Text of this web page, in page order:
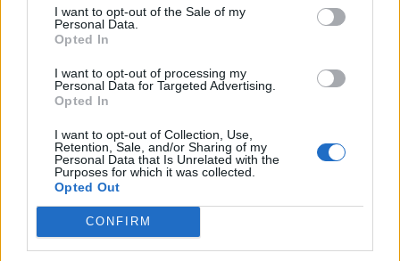
I want to opt-out of the Sale of my
Personal Data.
Opted In
I want to opt-out of processing my
Personal Data for Targeted Advertising.
Opted In
I want to opt-out of Collection, Use,
Retention, Sale, and/or Sharing of my
Personal Data that Is Unrelated with the
Purposes for which it was collected.
Opted Out
CONFIRM
KEDVES OLVASÓNK!
A keresett cikk a portfolio.hu hírarchívumához
regisztrációhoz kötött.
Portfolio.hu teljes cikkarchívum
Kötéslisták: BÉT elmúlt 2 év napon belüli
kötéslistái